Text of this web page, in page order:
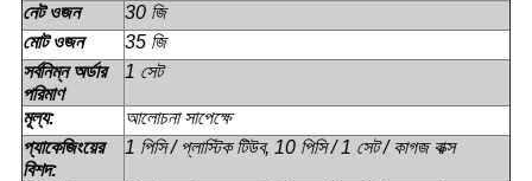
নেট ওজন
30 জি
মোট ওজন
35 জি
সর্বনিম্ন অর্ডার
পরিমাণ
1 সেট
মূল্য:
আলোচনা সাপেক্ষে
প্যাকেজিংয়ের
বিশদ:
1 পিসি / প্লাস্টিক টিউব, 10 পিসি / 1 সেট / কাগজ বাক্স